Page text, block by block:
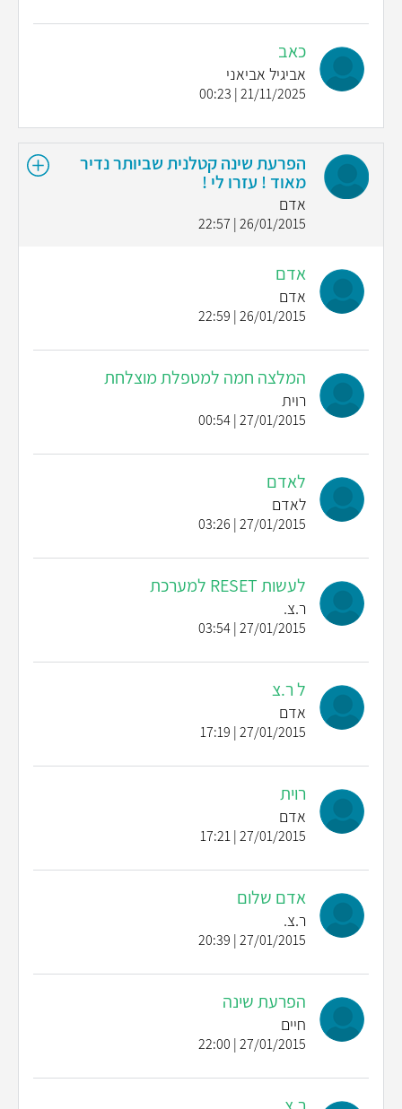
כאב
אביגיל אביאני
21/11/2025 | 00:23
הפרעת שינה קטלנית שביותר נדיר
מאוד ! עזרו לי !
אדם
26/01/2015 | 22:57
אדם
אדם
26/01/2015 | 22:59
המלצה חמה למטפלת מוצלחת
רוית
27/01/2015 | 00:54
לאדם
לאדם
27/01/2015 | 03:26
לעשות RESET למערכת
ר.צ.
27/01/2015 | 03:54
ל ר.צ
אדם
27/01/2015 | 17:19
רוית
אדם
27/01/2015 | 17:21
אדם שלום
ר.צ.
27/01/2015 | 20:39
הפרעת שינה
חיים
27/01/2015 | 22:00